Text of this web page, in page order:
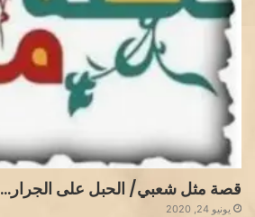
قصة مثل شعبي/ الحبل على الجرار…
يونيو 24, 2020